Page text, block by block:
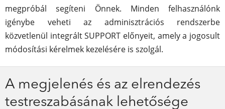
megpróbál segíteni Önnek. Minden felhasználónk
igénybe veheti az adminisztrációs rendszerbe
közvetlenül integrált SUPPORT előnyeit, amely a jogosult
módosítási kérelmek kezelésére is szolgál.
A megjelenés és az elrendezés
testreszabásának lehetősége